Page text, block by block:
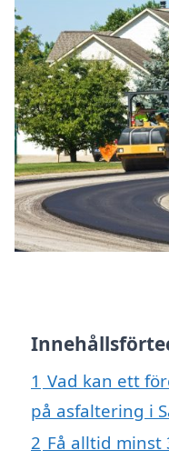
1 Vad kan ett
på asfaltering i
2 Få alltid